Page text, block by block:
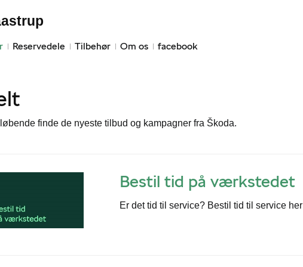
Reservedele Tilbehør Om os facebook
finde de nyeste tilbud og kampagner fra Škoda.
Bestil tid på værkstedet
Er det tid til service? Bestil tid til service her